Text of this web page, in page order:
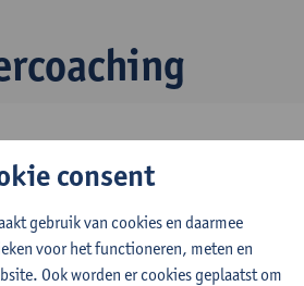
moet na je studies? Wil je graag
best bij je past of ben je op zoek naar
stress rond het afstuderen? Bij een
Antwerpen kan je terecht voor
consent
gebruik van cookies en daarmee
voor het functioneren, meten en
Ook worden er cookies geplaatst om